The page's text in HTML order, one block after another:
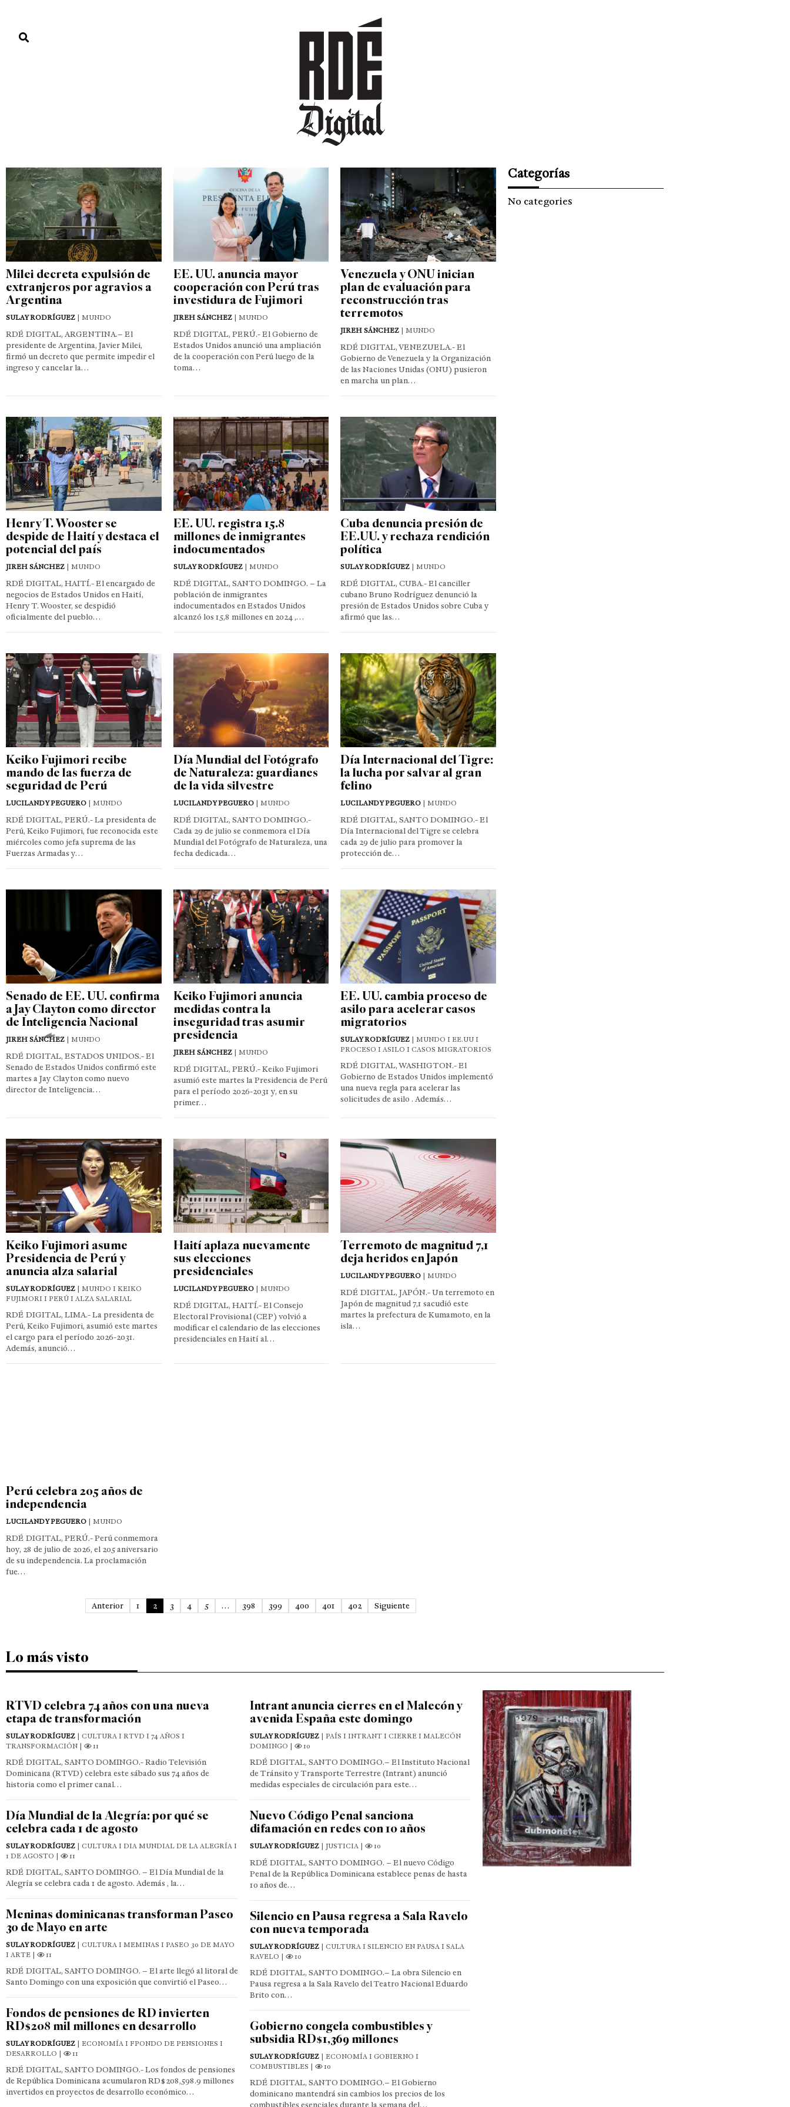
DEPORTES CULTURA ENTRETENIMIENTO
Milei decreta expulsión de
extranjeros por agravios a
Argentina
SULAY RODRÍGUEZ | MUNDO
RDÉ DIGITAL, ARGENTINA.– El
presidente de Argentina, Javier Milei,
firmó un decreto que permite impedir el
ingreso y cancelar la…
EE. UU. anuncia mayor
cooperación con Perú tras
investidura de Fujimori
JIREH SÁNCHEZ| MUNDO
RDÉ DIGITAL, PERÚ.- El Gobierno de
Estados Unidos anunció una ampliación
de la cooperación con Perú luego de la
toma…
Venezuela y ONU inician
plan de evaluación para
reconstrucción tras
terremotos
JIREH SÁNCHEZ | MUNDO
RDÉ DIGITAL, VENEZUELA.- El
Gobierno de Venezuela y la Organización
de las Naciones Unidas (ONU) pusieron
en marcha un plan…
Henry T. Wooster se
despide de Haití y destaca el
potencial del país
JIREH SÁNCHEZ | MUNDO
RDÉ DIGITAL, HAITÍ.- El encargado de
negocios de Estados Unidos en Haití,
Henry T. Wooster, se despidió
oficialmente del pueblo…
EE. UU. registra 15.8
millones de inmigrantes
indocumentados
SULAY RODRÍGUEZ| MUNDO
RDÉ DIGITAL, SANTO DOMINGO. – La
población de inmigrantes
indocumentados en Estados Unidos
alcanzó los 15,8 millones en 2024 ,…
Cuba denuncia presión de
EE.UU. y rechaza rendición
política
SULAY RODRÍGUEZ | MUNDO
RDÉ DIGITAL, CUBA.- El canciller
cubano Bruno Rodríguez denunció la
presión de Estados Unidos sobre Cuba y
afirmó que las…
Keiko Fujimori recibe
mando de las fuerza de
seguridad de Perú
LUCILANDY PEGUERO | MUNDO
RDÉ DIGITAL, PERÚ.- La presidenta de
Perú, Keiko Fujimori, fue reconocida este
miércoles como jefa suprema de las
Fuerzas Armadas y…
Día Mundial del Fotógrafo
de Naturaleza: guardianes
de la vida silvestre
LUCILANDY PEGUERO| MUNDO
RDÉ DIGITAL, SANTO DOMINGO.-
Cada 29 de julio se conmemora el Día
Mundial del Fotógrafo de Naturaleza, una
fecha dedicada…
Día Internacional del Tigre:
la lucha por salvar al gran
felino
LUCILANDY PEGUERO | MUNDO
RDÉ DIGITAL, SANTO DOMINGO.- El
Día Internacional del Tigre se celebra
cada 29 de julio para promover la
protección de…
Senado de EE. UU. confirma
a Jay Clayton como director
de Inteligencia Nacional
JIREH SÁNCHEZ | MUNDO
RDÉ DIGITAL, ESTADOS UNIDOS.- El
Senado de Estados Unidos confirmó este
martes a Jay Clayton como nuevo
director de Inteligencia…
Keiko Fujimori anuncia
medidas contra la
inseguridad tras asumir
presidencia
JIREH SÁNCHEZ| MUNDO
RDÉ DIGITAL, PERÚ.- Keiko Fujimori
asumió este martes la Presidencia de Perú
para el período 2026-2031 y, en su
primer…
EE. UU. cambia proceso de
asilo para acelerar casos
migratorios
SULAY RODRÍGUEZ | MUNDO I EE.UU I
PROCESO I ASILO I CASOS MIGRATORIOS
RDÉ DIGITAL, WASHIGTON.- El
Gobierno de Estados Unidos implementó
una nueva regla para acelerar las
solicitudes de asilo . Además…
Keiko Fujimori asume
Presidencia de Perú y
anuncia alza salarial
SULAY RODRÍGUEZ | MUNDO I KEIKO
FUJIMORI I PERÚ I ALZA SALARIAL
RDÉ DIGITAL, LIMA.- La presidenta de
Perú, Keiko Fujimori, asumió este martes
el cargo para el período 2026-2031.
Además, anunció…
Haití aplaza nuevamente
sus elecciones
presidenciales
LUCILANDY PEGUERO| MUNDO
RDÉ DIGITAL, HAITÍ.- El Consejo
Electoral Provisional (CEP) volvió a
modificar el calendario de las elecciones
presidenciales en Haití al…
Terremoto de magnitud 7,1
deja heridos en Japón
LUCILANDY PEGUERO | MUNDO
RDÉ DIGITAL, JAPÓN.- Un terremoto en
Japón de magnitud 7,1 sacudió este
martes la prefectura de Kumamoto, en la
isla…
Perú celebra 205 años de
independencia
LUCILANDY PEGUERO | MUNDO
RDÉ DIGITAL, PERÚ.- Perú conmemora
hoy, 28 de julio de 2026, el 205 aniversario
de su independencia. La proclamación
fue…
Anterior 1 2 3 4 5 … 398 399 400 401 402 Siguiente
Categorías
No categories
Lo más visto
RTVD celebra 74 años con una nueva
etapa de transformación
SULAY RODRÍGUEZ | CULTURA I RTVD I 74 AÑOS I
TRANSFORMACIÓN |
11
RDÉ DIGITAL, SANTO DOMINGO.- Radio Televisión
Dominicana (RTVD) celebra este sábado sus 74 años de
historia como el primer canal…
Día Mundial de la Alegría: por qué se
celebra cada 1 de agosto
SULAY RODRÍGUEZ | CULTURA I DIA MUNDIAL DE LA ALEGRÍA I
1 DE AGOSTO |
11
RDÉ DIGITAL, SANTO DOMINGO. – El Día Mundial de la
Alegría se celebra cada 1 de agosto. Además , la…
Meninas dominicanas transforman Paseo
30 de Mayo en arte
SULAY RODRÍGUEZ | CULTURA I MEMINAS I PASEO 30 DE MAYO
I ARTE |
11
RDÉ DIGITAL, SANTO DOMINGO. – El arte llegó al litoral de
Santo Domingo con una exposición que convirtió el Paseo…
Fondos de pensiones de RD invierten
RD$208 mil millones en desarrollo
SULAY RODRÍGUEZ | ECONOMÍA I FPONDO DE PENSIONES I
DESARROLLO |
11
RDÉ DIGITAL, SANTO DOMINGO.- Los fondos de pensiones
de República Dominicana acumularon RD$208,598.9 millones
invertidos en proyectos de desarrollo económico…
Intrant anuncia cierres en el Malecón y
avenida España este domingo
SULAY RODRÍGUEZ | PAÍS I INTRANT I CIERRE I MALECÓN
DOMINGO |
10
RDÉ DIGITAL, SANTO DOMINGO.– El Instituto Nacional
de Tránsito y Transporte Terrestre (Intrant) anunció
medidas especiales de circulación para este…
Nuevo Código Penal sanciona
difamación en redes con 10 años
SULAY RODRÍGUEZ | JUSTICIA | 10
RDÉ DIGITAL, SANTO DOMINGO. – El nuevo Código
Penal de la República Dominicana establece penas de hasta
10 años de…
Silencio en Pausa regresa a Sala Ravelo
con nueva temporada
SULAY RODRÍGUEZ | CULTURA I SILENCIO EN PAUSA I SALA
RAVELO |
10
RDÉ DIGITAL, SANTO DOMINGO.– La obra Silencio en
Pausa regresa a la Sala Ravelo del Teatro Nacional Eduardo
Brito con…
Gobierno congela combustibles y
subsidia RD$1,369 millones
SULAY RODRÍGUEZ | ECONOMÍA I GOBIERNO I
COMBUSTIBLES |
10
RDÉ DIGITAL, SANTO DOMINGO.– El Gobierno
dominicano mantendrá sin cambios los precios de los
combustibles esenciales durante la semana del…